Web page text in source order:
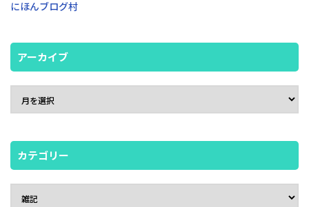
にほんブログ村
アーカイブ
カテゴリー